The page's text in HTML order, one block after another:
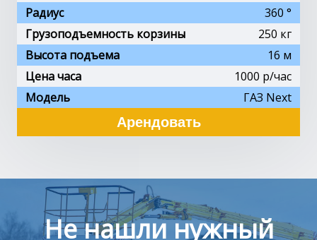
Радиус
360 °
Грузоподъемность корзины
250 кг
Высота подъема
16 м
Цена часа
1000 p/час
Модель
ГАЗ Next
Арендовать
Не нашли нужный